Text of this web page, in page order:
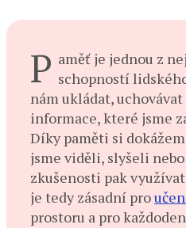
P aměť je jednou z
schopností
nám ukládat,
informace, které jsme
Díky paměti si
jsme viděli, slyšeli
zkušenosti pak
je tedy zásadní pro
prostoru a pro